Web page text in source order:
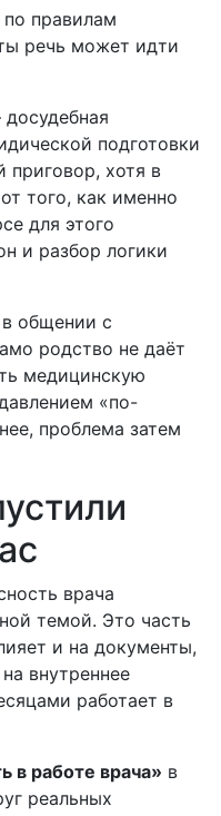
правилам
речь может идти
подготовки
приговор, хотя в
того, как именно
для этого
и разбор логики
в общении с
родство не даёт
медицинскую
«по-
проблема затем
врача
темой. Это часть
и на документы,
внутреннее
работает в
в работе врача» в
реальных